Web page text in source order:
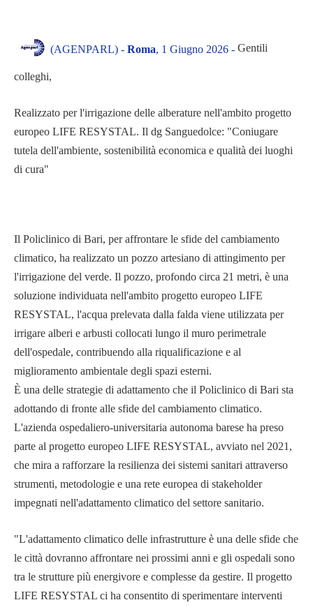
(AGENPARL) - Roma, 1 Giugno 2026 - Gentili
colleghi,
Realizzato per l'irrigazione delle alberature nell'ambito progetto
europeo LIFE RESYSTAL. Il dg Sanguedolce: "Coniugare
tutela dell'ambiente, sostenibilità economica e qualità dei luoghi
di cura"
Il Policlinico di Bari, per affrontare le sfide del cambiamento
climatico, ha realizzato un pozzo artesiano di attingimento per
l'irrigazione del verde. Il pozzo, profondo circa 21 metri, è una
soluzione individuata nell'ambito progetto europeo LIFE
RESYSTAL, l'acqua prelevata dalla falda viene utilizzata per
irrigare alberi e arbusti collocati lungo il muro perimetrale
dell'ospedale, contribuendo alla riqualificazione e al
miglioramento ambientale degli spazi esterni.
È una delle strategie di adattamento che il Policlinico di Bari sta
adottando di fronte alle sfide del cambiamento climatico.
L'azienda ospedaliero-universitaria autonoma barese ha preso
parte al progetto europeo LIFE RESYSTAL, avviato nel 2021,
che mira a rafforzare la resilienza dei sistemi sanitari attraverso
strumenti, metodologie e una rete europea di stakeholder
impegnati nell'adattamento climatico del settore sanitario.
"L'adattamento climatico delle infrastrutture è una delle sfide che
le città dovranno affrontare nei prossimi anni e gli ospedali sono
tra le strutture più energivore e complesse da gestire. Il progetto
LIFE RESYSTAL ci ha consentito di sperimentare interventi